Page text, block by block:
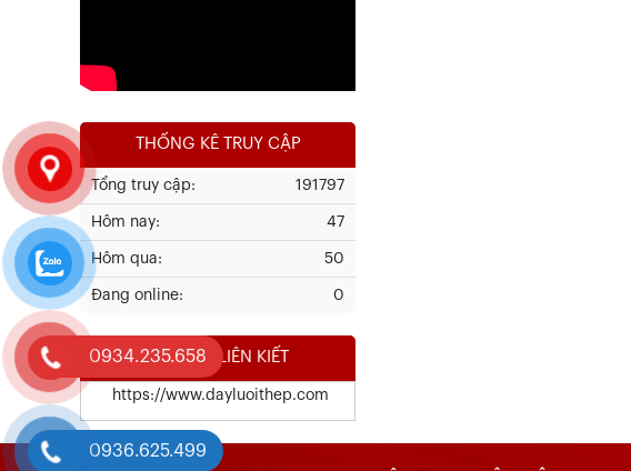
Kết Quả Thử Nghiệm Lưới Tô Tường
Xem chi tiết
THỐNG KÊ TRUY CẬP
191797
Tổng truy cập:
47
Hôm nay:
50
Hôm qua:
0
Đang online:
WEBSITE LIÊN KIẾT
https://www.dayluoithep.com
0934.235.658
0936.625.499